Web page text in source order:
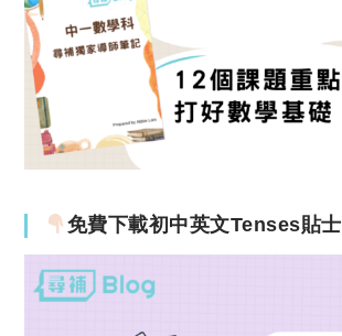
免費下載初中英文Tenses貼士